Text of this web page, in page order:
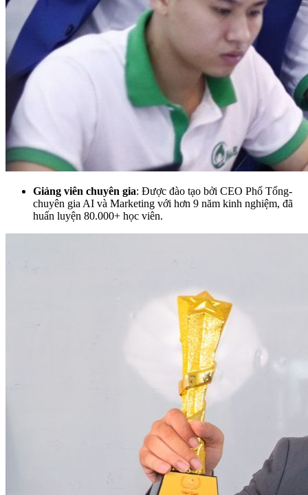
Giảng viên chuyên gia: Được đào tạo bởi CEO Phố Tổng-
chuyên gia AI và Marketing với hơn 9 năm kinh nghiệm, đã
huấn luyện 80.000+ học viên.